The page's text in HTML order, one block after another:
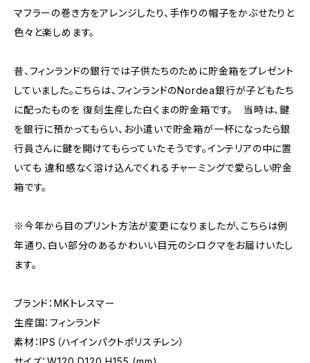
マフラーの巻き方をアレンジしたり、手作りの帽子をかぶせたりと
色々と楽しめます。
昔、フィンランドの銀行では子供たちのために貯金箱をプレゼント
していました。こちらは、フィンランドのNordea銀行が子どもたち
に配ったものを 復刻生産した白くまの貯金箱です。 当時は、鍵
を銀行に預かってもらい、お小遣いで貯金箱が一杯になったら銀
行員さんに鍵を開けてもらっていたそうです。インテリアの中に置
いても 違和感なく溶け込んでくれるチャーミングで愛らしい貯金
箱です。
※今年から目のプリント方法が変更になりましたが、こちらは例
年通り、白い部分のあるかわいい目元のシロクマをお届けいたし
ます。
ブランド：MKトレスマー
生産国：フィンランド
素材：IPS（ハイインパクトポリスチレン）